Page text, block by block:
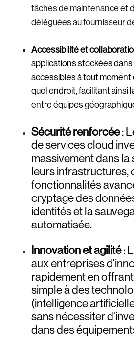
tâches de maintenance et
déléguées au fournisseur
Accessibilité et
applications stockées
accessibles à tout moment
quel endroit, facilitant ainsi
entre équipes
Sécurité renforcée:
de services cloud
massivement dans la
leurs infrastructures,
fonctionnalités
cryptage des
identités et la
automatisée.
Innovation et agilité:
aux entreprises
rapidement en
simple à des
(intelligence
sans nécessiter
dans des